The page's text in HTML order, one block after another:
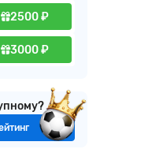
2500 ₽
3000 ₽